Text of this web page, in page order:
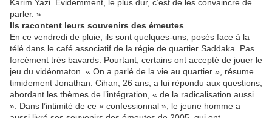
Karim Yazi. Evidemment, le plus dur, c’est de les convaincre de
parler. »
Ils racontent leurs souvenirs des émeutes
En ce vendredi de pluie, ils sont quelques-uns, posés face à la
télé dans le café associatif de la régie de quartier Saddaka. Pas
forcément très bavards. Pourtant, certains ont accepté de jouer le
jeu du vidéomaton. « On a parlé de la vie au quartier », résume
timidement Jonathan. Cihan, 26 ans, a lui répondu aux questions,
abordant les thèmes de l’intégration, « de la radicalisation aussi
». Dans l’intimité de ce « confessionnal », le jeune homme a